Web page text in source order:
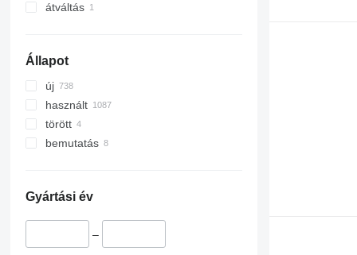
átváltás
Állapot
új
használt
törött
bemutatás
Gyártási év
–